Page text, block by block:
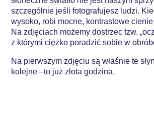
szczególnie jeśli fotografujesz ludzi.
wysoko, robi mocne, kontrastowe
Na zdjęciach możemy dostrzec tzw.
z którymi ciężko poradzić sobie w
Na pierwszym zdjęciu są właśnie te
kolejne –to już złota godzina.